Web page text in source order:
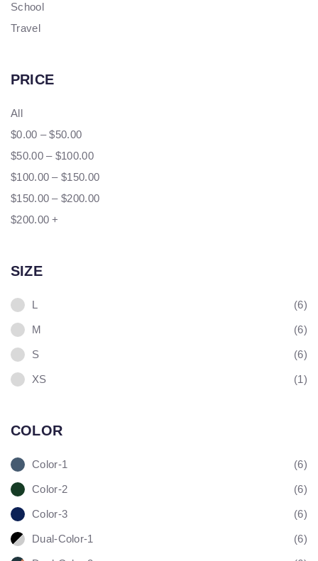
School
Travel
PRICE
All
$0.00 – $50.00
$50.00 – $100.00
$100.00 – $150.00
$150.00 – $200.00
$200.00 +
SIZE
L (6)
M (6)
S (6)
XS (1)
COLOR
Color-1 (6)
Color-2 (6)
Color-3 (6)
Dual-Color-1 (6)